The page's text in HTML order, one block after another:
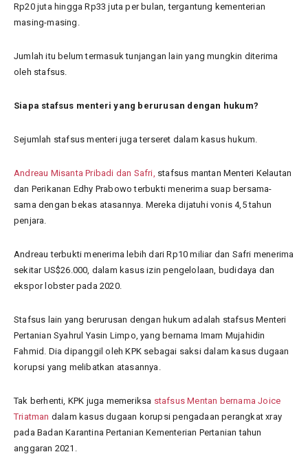
Rp20 juta hingga Rp33 juta per bulan, tergantung kementerian
masing-masing.
Jumlah itu belum termasuk tunjangan lain yang mungkin diterima
oleh stafsus.
Siapa stafsus menteri yang berurusan dengan hukum?
Sejumlah stafsus menteri juga terseret dalam kasus hukum.
Andreau Misanta Pribadi dan Safri, stafsus mantan Menteri Kelautan
dan Perikanan Edhy Prabowo terbukti menerima suap bersama-
sama dengan bekas atasannya. Mereka dijatuhi vonis 4,5 tahun
penjara.
Andreau terbukti menerima lebih dari Rp10 miliar dan Safri menerima
sekitar US$26.000, dalam kasus izin pengelolaan, budidaya dan
ekspor lobster pada 2020.
Stafsus lain yang berurusan dengan hukum adalah stafsus Menteri
Pertanian Syahrul Yasin Limpo, yang bernama Imam Mujahidin
Fahmid. Dia dipanggil oleh KPK sebagai saksi dalam kasus dugaan
korupsi yang melibatkan atasannya.
Tak berhenti, KPK juga memeriksa stafsus Mentan bernama Joice
Triatman dalam kasus dugaan korupsi pengadaan perangkat xray
pada Badan Karantina Pertanian Kementerian Pertanian tahun
anggaran 2021.